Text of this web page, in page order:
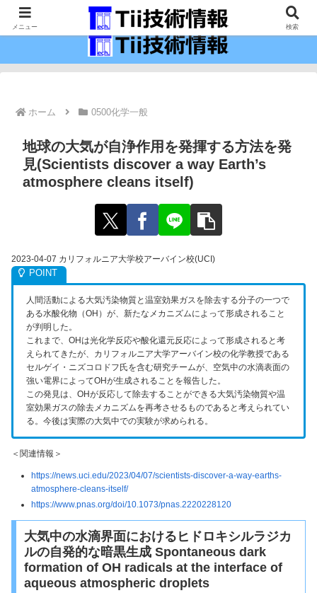
最新の科学技術の情報インフラ。
ホーム 0500化学一般
地球の大気が自浄作用を発揮する方法を発
見(Scientists discover a way Earth’s
atmosphere cleans itself)
2023-04-07 カリフォルニア大学校アーバイン校(UCI)
人間活動による大気汚染物質と温室効果ガスを除去する分子の一つで
ある水酸化物（OH）が、新たなメカニズムによって形成されること
が判明した。
これまで、OHは光化学反応や酸化還元反応によって形成されると考
えられてきたが、カリフォルニア大学アーバイン校の化学教授である
セルゲイ・ニズコロドフ氏を含む研究チームが、空気中の水滴表面の
強い電界によってOHが生成されることを報告した。
この発見は、OHが反応して除去することができる大気汚染物質や温
室効果ガスの除去メカニズムを再考させるものであると考えられてい
る。今後は実際の大気中での実験が求められる。
＜関連情報＞
https://news.uci.edu/2023/04/07/scientists-discover-a-way-earths-
atmosphere-cleans-itself/
https://www.pnas.org/doi/10.1073/pnas.2220228120
大気中の水滴界面におけるヒドロキシルラジカ
ルの自発的な暗黒生成 Spontaneous dark
formation of OH radicals at the interface of
aqueous atmospheric droplets
メニュー 検索